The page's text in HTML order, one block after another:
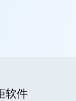
软件